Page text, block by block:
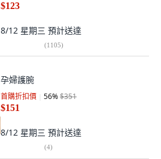
$123
8/12 星期三 預計送達
(1105)
孕婦護腕
首購折扣價 56%$351
$151
8/12 星期三 預計送達
(4)